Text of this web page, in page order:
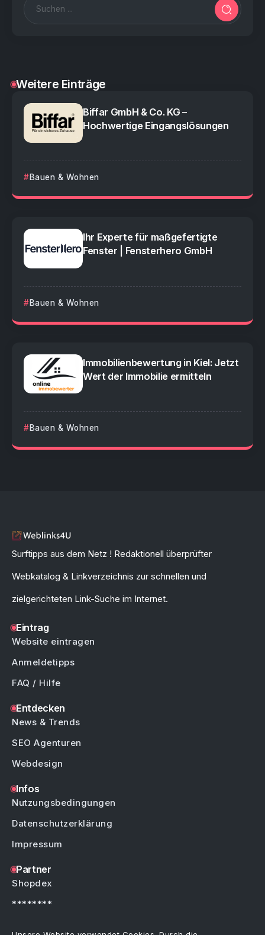
Weitere Einträge
Biffar GmbH & Co. KG –
Hochwertige Eingangslösungen
Bauen & Wohnen
Ihr Experte für maßgefertigte
Fenster | Fensterhero GmbH
Bauen & Wohnen
Immobilienbewertung in Kiel: Jetzt
Wert der Immobilie ermitteln
Bauen & Wohnen
Surftipps aus dem Netz ! Redaktionell überprüfter
Webkatalog & Linkverzeichnis zur schnellen und
zielgerichteten Link-Suche im Internet.
Eintrag
Website eintragen
Anmeldetipps
FAQ / Hilfe
Entdecken
News & Trends
SEO Agenturen
Webdesign
Infos
Nutzungsbedingungen
Datenschutzerklärung
Impressum
Partner
Shopdex
********